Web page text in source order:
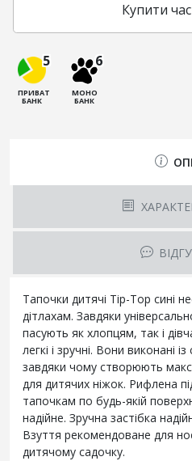
Купити
5
ПРИВАТ
БАНК
6
МОНО
БАНК
Тапочки дитячі Tip-Top сині
дітлахам. Завдяки
пасують як хлопцям, так і
легкі і зручні. Вони виконані
завдяки чому створюють
для дитячих ніжок. Рифлена
тапочкам по будь-якій
надійне. Зручна застібка
Взуття рекомендоване для
дитячому садочку.